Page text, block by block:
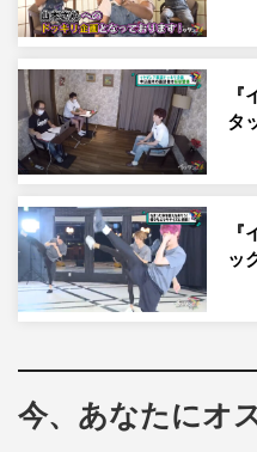
TOKYO MX 地上波9ch
スマートフォン用アプリ／
（https://s.mxtv.jp/mcas/ ）
＜出演者＞
7ORDER（安井謙太郎、真
人、萩谷慧悟、阿部顕嵐、
MC：タイムマシーン3号
タ
ッ
今、あなたにオ